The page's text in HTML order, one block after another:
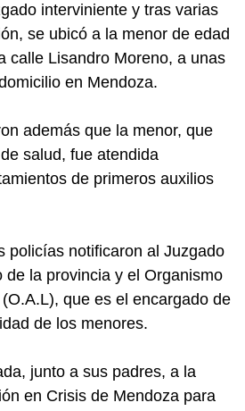
interviniente y tras varias
se ubicó a la menor de edad
calle Lisandro Moreno, a unas
en Mendoza.
además que la menor, que
salud, fue atendida
de primeros auxilios
policías notificaron al Juzgado
de la provincia y el Organismo
que es el encargado de
de los menores.
junto a sus padres, a la
en Crisis de Mendoza para